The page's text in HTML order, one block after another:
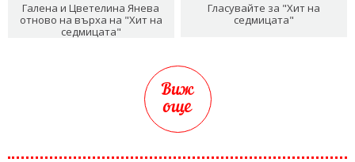
Галена и Цветелина Янева
отново на върха на "Хит на
седмицата"
Гласувайте за "Хит на
седмицата"
Виж
още